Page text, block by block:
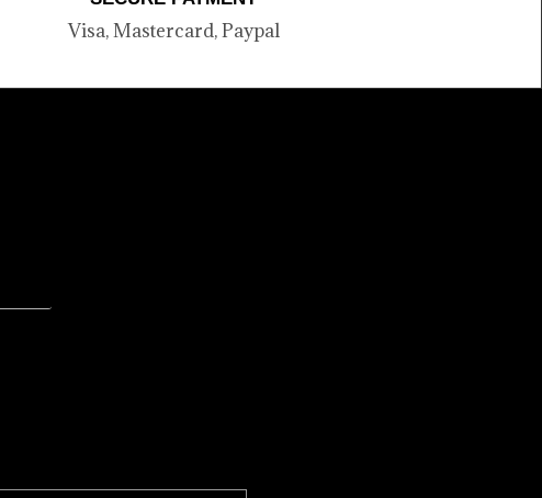
Visa, Mastercard, Paypal